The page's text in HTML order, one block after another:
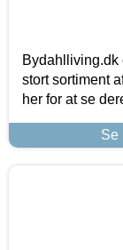
Bydahlliving.dk
stort sortiment
her for at se
Se